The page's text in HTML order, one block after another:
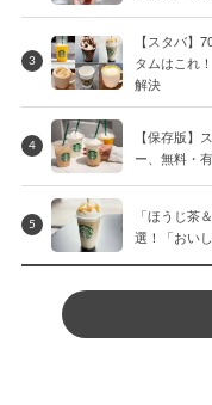
3
【スタバ】
タムはこれ
解決
4
【保存版】
ー、無料・
5
「ほうじ茶
選！「おい